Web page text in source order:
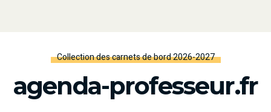
Collection des carnets de bord 2026-2027
agenda-professeur.fr